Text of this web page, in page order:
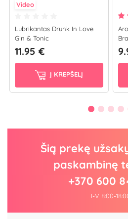
Video
Lubrikantas Drunk In Love
Gin & Tonic
11.95 €
Į KREPŠELĮ
Šią prekę
paskambinę
+370 600
I-V 8:00-